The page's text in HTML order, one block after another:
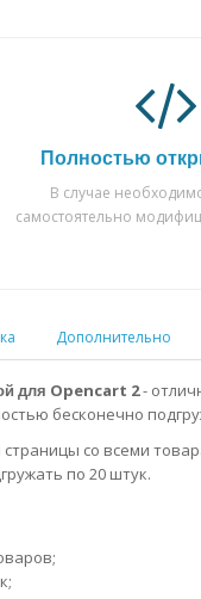
Полностью
В случае
самостоятельно
Дополнительно
для Opencart 2-
бесконечно
со всеми
по 20 штук.